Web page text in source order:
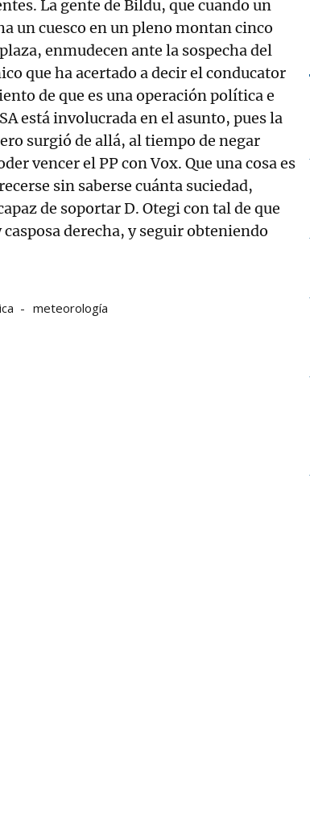
La gente de Bildu, que cuando un
un cuesco en un pleno montan cinco
enmudecen ante la sospecha del
que ha acertado a decir el conducator
de que es una operación política e
está involucrada en el asunto, pues la
surgió de allá, al tiempo de negar
vencer el PP con Vox. Que una cosa es
sin saberse cuánta suciedad,
de soportar D. Otegi con tal de que
derecha, y seguir obteniendo
meteorología